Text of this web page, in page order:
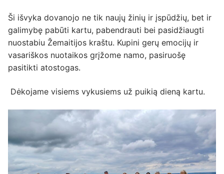
Ši išvyka dovanojo ne tik naujų žinių ir įspūdžių, bet ir
galimybę pabūti kartu, pabendrauti bei pasidžiaugti
nuostabiu Žemaitijos kraštu. Kupini gerų emocijų ir
vasariškos nuotaikos grįžome namo, pasiruošę
pasitikti atostogas.
Dėkojame visiems vykusiems už puikią dieną kartu.